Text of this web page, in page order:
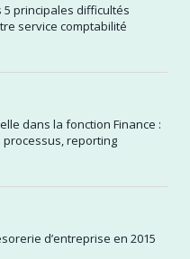
5 principales difficultés
service comptabilité
dans la fonction Finance :
reporting
d’entreprise en 2015